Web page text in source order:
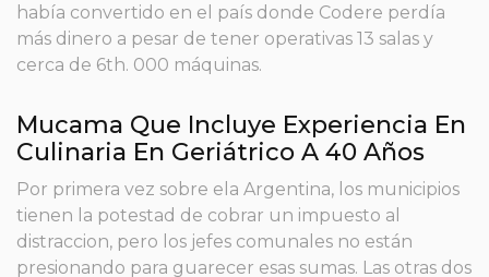
había convertido en el país donde Codere perdía
más dinero a pesar de tener operativas 13 salas y
cerca de 6th. 000 máquinas.
Mucama Que Incluye Experiencia En
Culinaria En Geriátrico A 40 Años
Por primera vez sobre ela Argentina, los municipios
tienen la potestad de cobrar un impuesto al
distraccion, pero los jefes comunales no están
presionando para guarecer esas sumas. Las otras dos